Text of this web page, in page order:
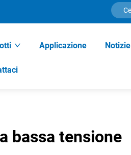
Applicazione Notizie
bassa tensione